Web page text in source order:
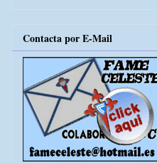
Contacta por E-Mail